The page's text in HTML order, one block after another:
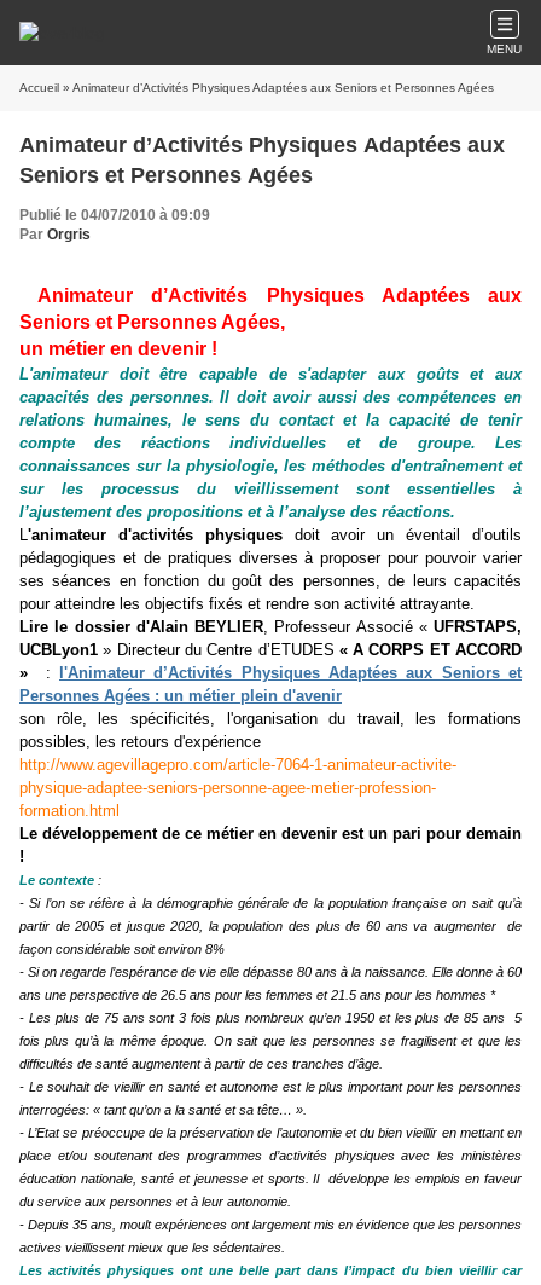
MENU
Accueil » Animateur d’Activités Physiques Adaptées aux Seniors et Personnes Agées
Animateur d’Activités Physiques Adaptées aux
Seniors et Personnes Agées
Publié le 04/07/2010 à 09:09
Par Orgris
Animateur d’Activités Physiques Adaptées aux
Seniors et Personnes Agées,
un métier en devenir !
L'animateur doit être capable de s'adapter aux goûts et aux
capacités des personnes. Il doit avoir aussi des compétences en
relations humaines, le sens du contact et la capacité de tenir
compte des réactions individuelles et de groupe.
Les
connaissances sur la physiologie, les méthodes d'entraînement et
sur les processus du vieillissement sont essentielles à
l’ajustement des propositions et à l’analyse des réactions.
L'animateur d'activités physiquesdoit avoir un éventail d’outils
pédagogiques et de pratiques diverses à proposer pour pouvoir varier
ses séances en fonction du goût des personnes, de leurs capacités
pour atteindre les objectifs fixés et rendre son activité attrayante.
Lire le dossier d'Alain BEYLIER, Professeur Associé « UFRSTAPS,
UCBLyon1 » Directeur du Centre d’ETUDES « A CORPS ET ACCORD
» :
l'Animateur d’Activités Physiques Adaptées aux Seniors et
Personnes Agées : un métier plein d'avenir
son rôle, les spécificités, l'organisation du travail, les formations
possibles, les retours d'expérience
http://www.agevillagepro.com/article-7064-1-animateur-activite-
physique-adaptee-seniors-personne-agee-metier-profession-
formation.html
Le développement de ce métier en devenir est un pari pour demain
!
Le contexte :
- Si l’on se réfère à la démographie générale de la population française on sait qu’à
partir de 2005 et jusque 2020, la population des plus de 60 ans va augmenter de
façon considérable soit environ 8%
- Si on regarde l’espérance de vie elle dépasse 80 ans à la naissance. Elle donne à 60
ans une perspective de 26.5 ans pour les femmes et 21.5 ans pour les hommes *
- Les plus de 75 ans sont 3 fois plus nombreux qu’en 1950 et les plus de 85 ans 5
fois plus qu’à la même époque. On sait que les personnes se fragilisent et que les
difficultés de santé augmentent à partir de ces tranches d’âge.
- Le souhait de vieillir en santé et autonome est le plus important pour les personnes
interrogées: « tant qu’on a la santé et sa tête… ».
- L’Etat se préoccupe de la préservation de l’autonomie et du bien vieillir en mettant en
place et/ou soutenant des programmes d’activités physiques avec les ministères
éducation nationale, santé et jeunesse et sports. Il développe les emplois en faveur
du service aux personnes et à leur autonomie.
- Depuis 35 ans, moult expériences ont largement mis en évidence que les personnes
actives vieillissent mieux que les sédentaires.
Les activités physiques ont une belle part dans l’impact du bien vieillir car